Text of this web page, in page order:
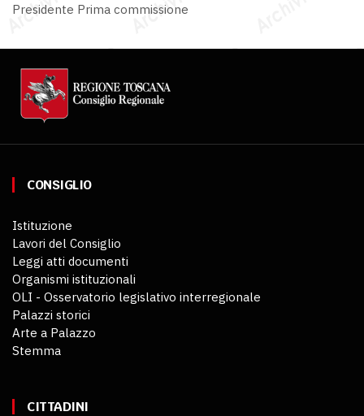
Presidente Prima commissione
CONSIGLIO
Istituzione
Lavori del Consiglio
Leggi atti documenti
Organismi istituzionali
OLI - Osservatorio legislativo interregionale
Palazzi storici
Arte a Palazzo
Stemma
CITTADINI